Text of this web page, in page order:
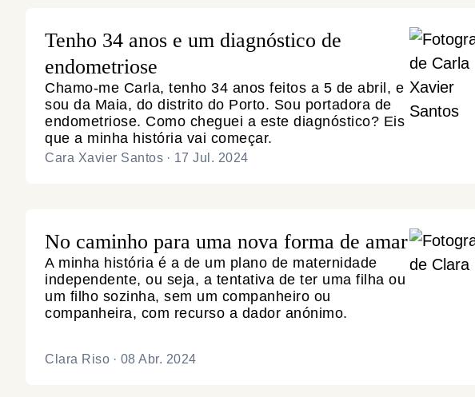
Tenho 34 anos e um diagnóstico de
endometriose
Chamo-me Carla, tenho 34 anos feitos a 5 de abril, e
sou da Maia, do distrito do Porto. Sou portadora de
endometriose. Como cheguei a este diagnóstico? Eis
que a minha história vai começar.
Cara Xavier Santos · 17 Jul. 2024
No caminho para uma nova forma de amar
A minha história é a de um plano de maternidade
independente, ou seja, a tentativa de ter uma filha ou
um filho sozinha, sem um companheiro ou
companheira, com recurso a dador anónimo.
Clara Riso · 08 Abr. 2024